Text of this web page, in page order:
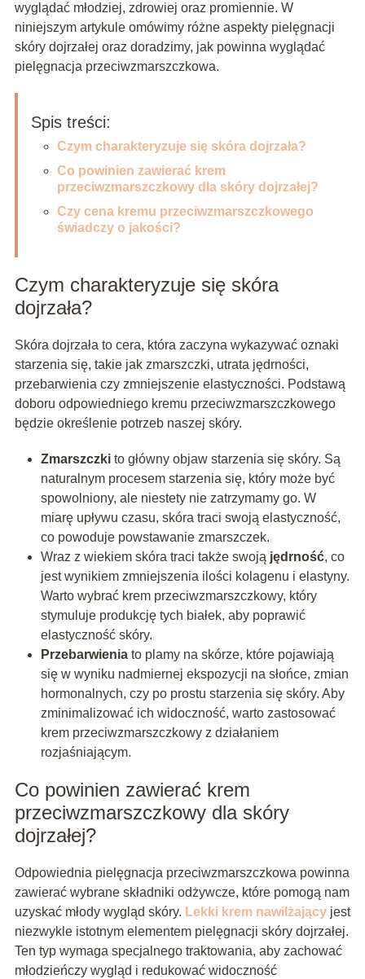
wyglądać młodziej, zdrowiej oraz promiennie. W
niniejszym artykule omówimy różne aspekty pielęgnacji
skóry dojrzałej oraz doradzimy, jak powinna wyglądać
pielęgnacja przeciwzmarszczkowa.
Spis treści:
Czym charakteryzuje się skóra dojrzała?
Co powinien zawierać krem
przeciwzmarszczkowy dla skóry dojrzałej?
Czy cena kremu przeciwzmarszczkowego
świadczy o jakości?
Czym charakteryzuje się skóra
dojrzała?
Skóra dojrzała to cera, która zaczyna wykazywać oznaki
starzenia się, takie jak zmarszczki, utrata jędrności,
przebarwienia czy zmniejszenie elastyczności. Podstawą
doboru odpowiedniego kremu przeciwzmarszczkowego
będzie określenie potrzeb naszej skóry.
Zmarszczki to główny objaw starzenia się skóry. Są
naturalnym procesem starzenia się, który może być
spowolniony, ale niestety nie zatrzymamy go. W
miarę upływu czasu, skóra traci swoją elastyczność,
co powoduje powstawanie zmarszczek.
Wraz z wiekiem skóra traci także swoją jędrność, co
jest wynikiem zmniejszenia ilości kolagenu i elastyny.
Warto wybrać krem przeciwzmarszczkowy, który
stymuluje produkcję tych białek, aby poprawić
elastyczność skóry.
Przebarwienia to plamy na skórze, które pojawiają
się w wyniku nadmiernej ekspozycji na słońce, zmian
hormonalnych, czy po prostu starzenia się skóry. Aby
zminimalizować ich widoczność, warto zastosować
krem przeciwzmarszczkowy z działaniem
rozjaśniającym.
Co powinien zawierać krem
przeciwzmarszczkowy dla skóry
dojrzałej?
Odpowiednia pielęgnacja przeciwzmarszczkowa powinna
zawierać wybrane składniki odżywcze, które pomogą nam
uzyskać młody wygląd skóry. Lekki krem nawilżającyjest
niezwykle istotnym elementem pielęgnacji skóry dojrzałej.
Ten typ wymaga specjalnego traktowania, aby zachować
młodzieńczy wygląd i redukować widoczność